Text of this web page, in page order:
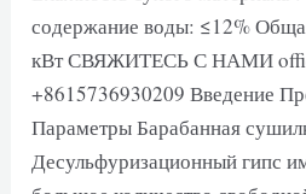
содержание воды: ≤12%
кВт СВЯЖИТЕСЬ С НАМИ
+8615736930209 Введение
Параметры Барабанная
Десульфуризационный гипс